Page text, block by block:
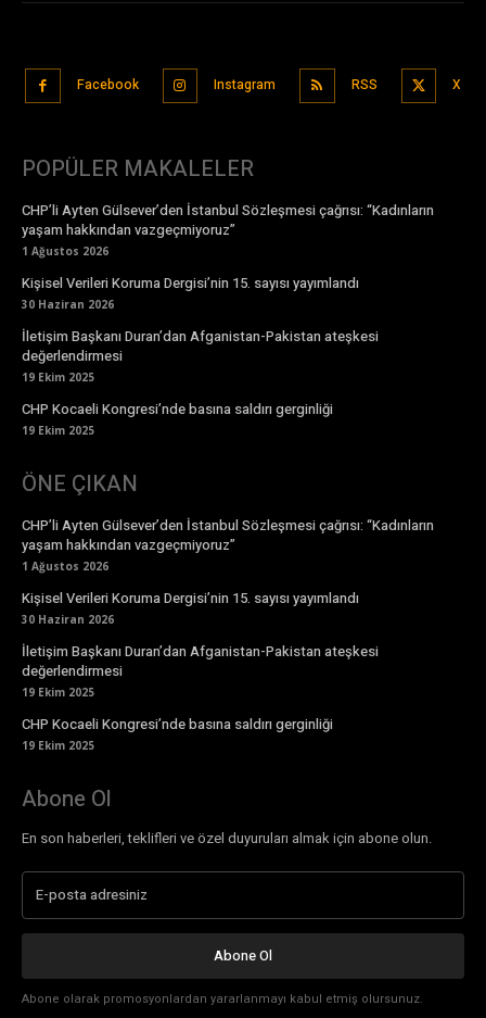
Facebook Instagram RSS X
POPÜLER MAKALELER
CHP’li Ayten Gülsever’den İstanbul Sözleşmesi çağrısı: “Kadınların
yaşam hakkından vazgeçmiyoruz”
1 Ağustos 2026
Kişisel Verileri Koruma Dergisi’nin 15. sayısı yayımlandı
30 Haziran 2026
İletişim Başkanı Duran’dan Afganistan-Pakistan ateşkesi
değerlendirmesi
19 Ekim 2025
CHP Kocaeli Kongresi’nde basına saldırı gerginliği
19 Ekim 2025
ÖNE ÇIKAN
CHP’li Ayten Gülsever’den İstanbul Sözleşmesi çağrısı: “Kadınların
yaşam hakkından vazgeçmiyoruz”
1 Ağustos 2026
Kişisel Verileri Koruma Dergisi’nin 15. sayısı yayımlandı
30 Haziran 2026
İletişim Başkanı Duran’dan Afganistan-Pakistan ateşkesi
değerlendirmesi
19 Ekim 2025
CHP Kocaeli Kongresi’nde basına saldırı gerginliği
19 Ekim 2025
Abone Ol
En son haberleri, teklifleri ve özel duyuruları almak için abone olun.
Abone Ol
Abone olarak promosyonlardan yararlanmayı kabul etmiş olursunuz.